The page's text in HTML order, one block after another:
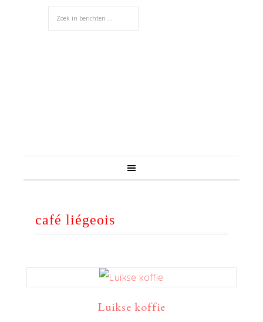
café liégeois
Luikse koffie